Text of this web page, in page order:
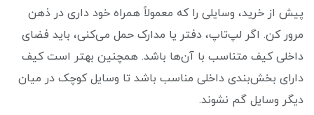
پیش از خرید، وسایلی را که معمولاً همراه خود داری در ذهن
مرور کن. اگر لپ‌تاپ، دفتر یا مدارک حمل می‌کنی، باید فضای
داخلی کیف متناسب با آن‌ها باشد. همچنین بهتر است کیف
دارای بخش‌بندی داخلی مناسب باشد تا وسایل کوچک در میان
دیگر وسایل گم نشوند.